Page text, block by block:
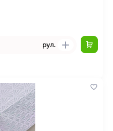
рул.